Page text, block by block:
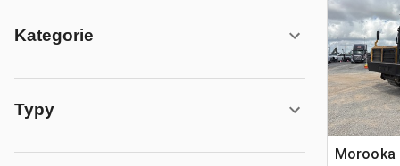
Kategorie
Typy
Morooka